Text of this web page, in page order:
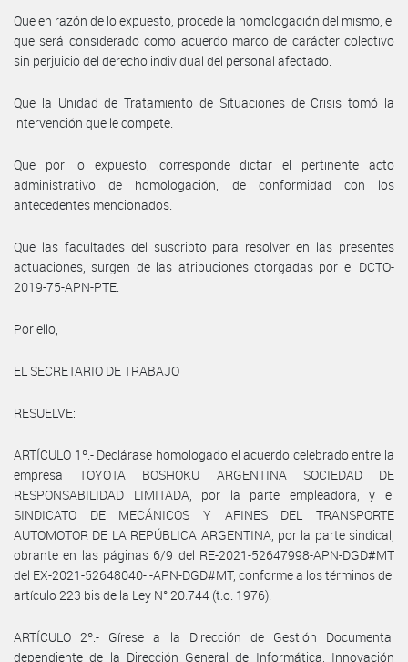
Que en razón de lo expuesto, procede la homologación del mismo, el
que será considerado como acuerdo marco de carácter colectivo
sin perjuicio del derecho individual del personal afectado.
Que la Unidad de Tratamiento de Situaciones de Crisis tomó la
intervención que le compete.
Que por lo expuesto, corresponde dictar el pertinente acto
administrativo de homologación, de conformidad con los
antecedentes mencionados.
Que las facultades del suscripto para resolver en las presentes
actuaciones, surgen de las atribuciones otorgadas por el DCTO-
2019-75-APN-PTE.
Por ello,
EL SECRETARIO DE TRABAJO
RESUELVE:
ARTÍCULO 1º.- Declárase homologado el acuerdo celebrado entre la
empresa TOYOTA BOSHOKU ARGENTINA SOCIEDAD DE
RESPONSABILIDAD LIMITADA, por la parte empleadora, y el
SINDICATO DE MECÁNICOS Y AFINES DEL TRANSPORTE
AUTOMOTOR DE LA REPÚBLICA ARGENTINA, por la parte sindical,
obrante en las páginas 6/9 del RE-2021-52647998-APN-DGD#MT
del EX-2021-52648040- -APN-DGD#MT, conforme a los términos del
artículo 223 bis de la Ley N° 20.744 (t.o. 1976).
ARTÍCULO 2º.- Gírese a la Dirección de Gestión Documental
dependiente de la Dirección General de Informática, Innovación